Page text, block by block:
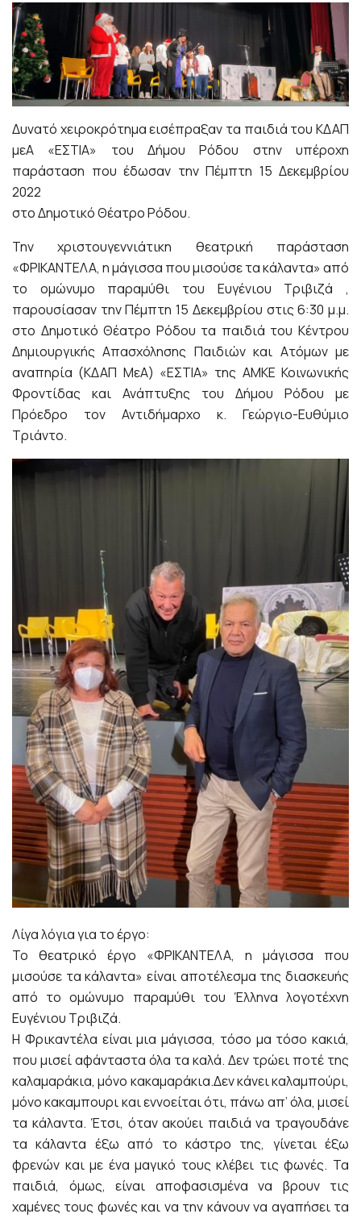
Δυνατό χειροκρότημα εισέπραξαν τα παιδιά του ΚΔΑΠ
μεΑ «ΕΣΤΙΑ» του Δήμου Ρόδου στην υπέροχη
παράσταση που έδωσαν την Πέμπτη 15 Δεκεμβρίου
2022
στο Δημοτικό Θέατρο Ρόδου.
Την χριστουγεννιάτικη θεατρική παράσταση
«ΦΡΙΚΑΝΤΕΛΑ, η μάγισσα που μισούσε τα κάλαντα» από
το ομώνυμο παραμύθι του Ευγένιου Τριβιζά ,
παρουσίασαν την Πέμπτη 15 Δεκεμβρίου στις 6:30 μ.μ.
στο Δημοτικό Θέατρο Ρόδου τα παιδιά του Κέντρου
Δημιουργικής Απασχόλησης Παιδιών και Ατόμων με
αναπηρία (ΚΔΑΠ ΜεΑ) «ΕΣΤΙΑ» της ΑΜΚΕ Κοινωνικής
Φροντίδας και Ανάπτυξης του Δήμου Ρόδου με
Πρόεδρο τον Αντιδήμαρχο κ. Γεώργιο-Ευθύμιο
Τριάντο.
Λίγα λόγια για το έργο:
Το θεατρικό έργο «ΦΡΙΚΑΝΤΕΛΑ, η μάγισσα που
μισούσε τα κάλαντα» είναι αποτέλεσμα της διασκευής
από το ομώνυμο παραμύθι του Έλληνα λογοτέχνη
Ευγένιου Τριβιζά.
Η Φρικαντέλα είναι μια μάγισσα, τόσο μα τόσο κακιά,
που μισεί αφάνταστα όλα τα καλά. Δεν τρώει ποτέ της
καλαμαράκια, μόνο κακαμαράκια.Δεν κάνει καλαμπούρι,
μόνο κακαμπουρι και εννοείται ότι, πάνω απ’ όλα, μισεί
τα κάλαντα. Έτσι, όταν ακούει παιδιά να τραγουδάνε
τα κάλαντα έξω από το κάστρο της, γίνεται έξω
φρενών και με ένα μαγικό τους κλέβει τις φωνές. Τα
παιδιά, όμως, είναι αποφασισμένα να βρουν τις
χαμένες τους φωνές και να την κάνουν να αγαπήσει τα